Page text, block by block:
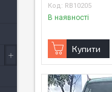
RB10205
В наявності
Купити